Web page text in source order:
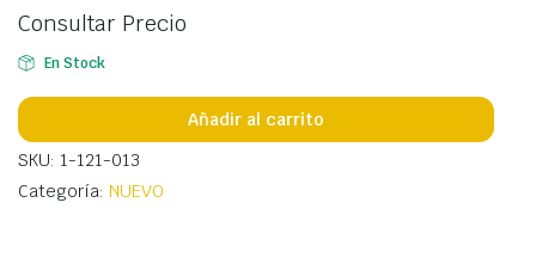
Consultar Precio
En Stock
Añadir al carrito
SKU: 1-121-013
Categoría: NUEVO